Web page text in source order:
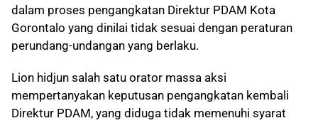
dalam proses pengangkatan Direktur PDAM Kota
Gorontalo yang dinilai tidak sesuai dengan peraturan
perundang-undangan yang berlaku.
Lion hidjun salah satu orator massa aksi
mempertanyakan keputusan pengangkatan kembali
Direktur PDAM, yang diduga tidak memenuhi syarat